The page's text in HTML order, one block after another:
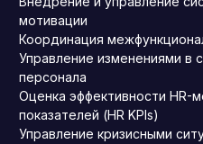
мотивации
Координация
Управление изменениями в
персонала
Оценка эффективности HR-
показателей (HR KPIs)
Управление кризисными